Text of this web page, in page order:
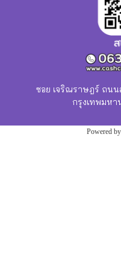
ซอย เจริณราษฎร์ ถนน
กรุงเทพมหา
Powered by